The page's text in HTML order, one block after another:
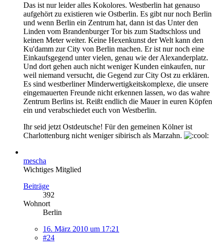
Das ist nur leider alles Kokolores. Westberlin hat genauso
aufgehört zu existieren wie Ostberlin. Es gibt nur noch Berlin
und wenn Berlin ein Zentrum hat, dann ist das Unter den
Linden vom Brandenburger Tor bis zum Stadtschloss und
keinen Meter weiter. Keine Hexenkunst der Welt kann den
Ku'damm zur City von Berlin machen. Er ist nur noch eine
Einkaufsgegend unter vielen, genau wie der Alexanderplatz.
Und dort gehen auch nicht weniger Kunden einkaufen, nur
weil niemand versucht, die Gegend zur City Ost zu erklären.
Es sind westberliner Minderwertigkeitskomplexe, die unsere
eingemauerten Freunde nicht erkennen lassen, wo das wahre
Zentrum Berlins ist. Reißt endlich die Mauer in euren Köpfen
ein und verabschiedet euch von Westberlin.
Ihr seid jetzt Ostdeutsche! Für den gemeinen Kölner ist
Charlottenburg nicht weniger sibirisch als Marzahn.
mescha
Wichtiges Mitglied
Beiträge
392
Wohnort
Berlin
16. März 2010 um 17:21
#24